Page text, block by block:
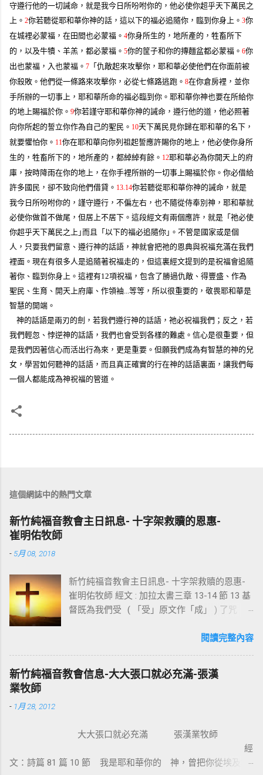
守遵行他的一切誡命，就是我今日所吩咐你的，他必使你超乎天下萬民之
上。 2你若聽從耶和華你神的話，這以下的福必追隨你，臨到你身上。 3你
在城裡必蒙福，在田間也必蒙福。 4你身所生的，地所產的，牲畜所下
的，以及牛犢、羊羔，都必蒙福。 5你的筐子和你的摶麵盆都必蒙福。 6你
出也蒙福，入也蒙福。 7 「仇敵起來攻擊你，耶和華必使他們在你面前被
你殺敗。他們從一條路來攻擊你，必從七條路逃跑。 8在你倉房裡，並你
手所辦的一切事上，耶和華所命的福必臨到你。耶和華你神也要在所給你
的地上賜福於你。 9你若謹守耶和華你神的誡命，遵行他的道，他必照著
向你所起的誓立你作為自己的聖民。 10天下萬民見你歸在耶和華的名下，
就要懼怕你。 11你在耶和華向你列祖起誓應許賜你的地上，他必使你身所
生的，牲畜所下的，地所產的，都綽綽有餘。 12耶和華必為你開天上的府
庫，按時降雨在你的地上，在你手裡所辦的一切事上賜福於你。你必借給
許多國民，卻不致向他們借貸。 13.14你若聽從耶和華你神的誡命，就是
我今日所吩咐你的，謹守遵行，不偏左右，也不隨從侍奉別神，耶和華就
必使你做首不做尾，但居上不居下。 這段經文有兩個應許，就是「祂必使
你超乎天下萬民之上｣而且「以下的福必追隨你｣。不管是國家或是個
人，只要我們留意、遵行神的話語，神就會把祂的恩典與祝福充滿在我們
裡面。現在有很多人是追隨著祝福走的，但這裏經文提到的是祝福會追隨
著你、臨到你身上。這裡有12項祝福，包含了勝過仇敵、得豐盛、作為
聖民、生育、開天上府庫、作領袖
等等，所以很重要的，敬畏耶和華是
智慧的開端。
神的話語是兩刃的劍，若我們遵行神的話語，祂必祝福我們；反之，若
我們輕忽、悖逆神的話語，我們也會受到各樣的難處。信心是很重要，但
是我們因著信心而活出行為來，更是重要。但願我們成為有智慧的神的兒
女，學習如何聽神的話語，而且真正確實的行在神的話語裏面，讓我們每
一個人都能成為神祝福的管道。
這個網誌中的熱門文章
新竹純福音教會主日訊息- 十字架救贖的恩惠-
崔明佑牧師
- 5月 08, 2018
新竹純福音教會主日訊息- 十字架救贖的恩惠-
崔明佑牧師 經文 : 加拉太書三章 13-14 節 13 基
督既為我們受 ( 「受」原文作「成」 ) 了咒
著：「凡掛在木頭上都是被咒詛的。」 14 這
人，使我們因信得著所應許的聖靈。 基督教
信仰的核心是十字架，不管我們的知識理念如
穌基督並祂釘十字架，我不傳別的。今天我們
所需要的，就是耶穌基督並祂釘十字架。保羅
說耶穌基督就是神的智慧、神的能力，我們是
閱讀完整內容
新竹純福音教會信息-大大張口就必充滿-張漢
業牧師
- 1月 28, 2012
大大張口就必充滿 張漢業牧師
經
文：詩篇 81 篇 10 節 我是耶和華你的 神，曾把你從埃及地